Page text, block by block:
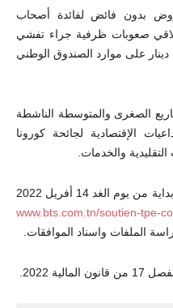
بدون فائض لفائدة أصحاب
صعوبات ظرفية جراء تفشي
باعتماد قدره 25 مليون دينار على موارد الصندوق الوطني
الصغرى والمتوسطة الناشطة
الإقتصادية لجائحة كورونا
والخدمات.
وينطلق التسجيل للإنتفاع بهذا التمويل بداية من يوم الغد 14 أفريل 2022
www.bts.com.tn/soutien-tpe-
الملفات واسناد الموافقات.
2022.